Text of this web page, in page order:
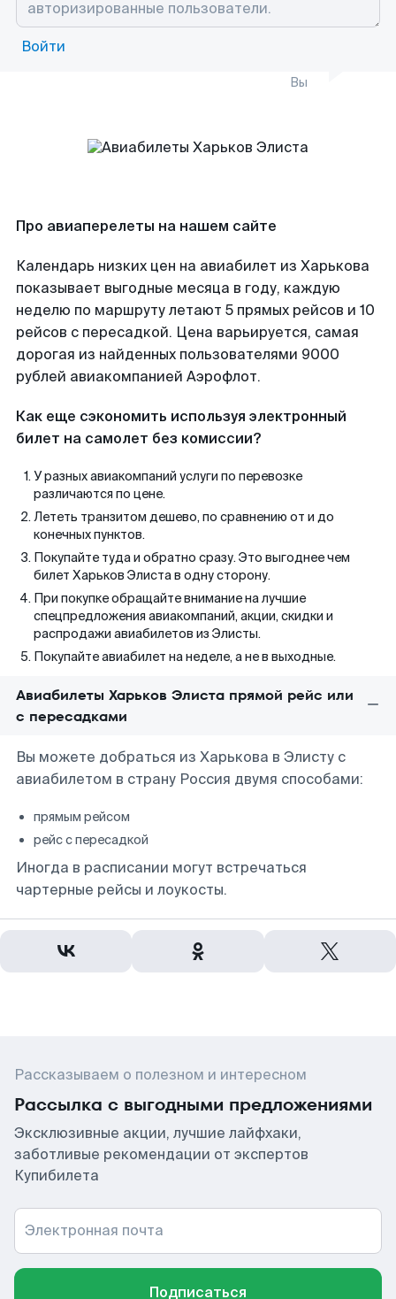
Войти
Вы
Про авиаперелеты на нашем сайте
Календарь низких цен на авиабилет из Харькова
показывает выгодные месяца в году, каждую
неделю по маршруту летают 5 прямых рейсов и 10
рейсов с пересадкой. Цена варьируется, самая
дорогая из найденных пользователями 9000
рублей авиакомпанией Аэрофлот.
Как еще сэкономить используя электронный
билет на самолет без комиссии?
У разных авиакомпаний услуги по перевозке
различаются по цене.
Лететь транзитом дешево, по сравнению от и до
конечных пунктов.
Покупайте туда и обратно сразу. Это выгоднее чем
билет Харьков Элиста в одну сторону.
При покупке обращайте внимание на лучшие
спецпредложения авиакомпаний, акции, скидки и
распродажи авиабилетов из Элисты.
Покупайте авиабилет на неделе, а не в выходные.
Авиабилеты Харьков Элиста прямой рейс или
с пересадками
Вы можете добраться из Харькова в Элисту с
авиабилетом в страну Россия двумя способами:
прямым рейсом
рейс с пересадкой
Иногда в расписании могут встречаться
чартерные рейсы и лоукосты.
Рассказываем о полезном и интересном
Рассылка с выгодными предложениями
Эксклюзивные акции, лучшие лайфхаки,
заботливые рекомендации от экспертов
Купибилета
Электронная почта
Подписаться